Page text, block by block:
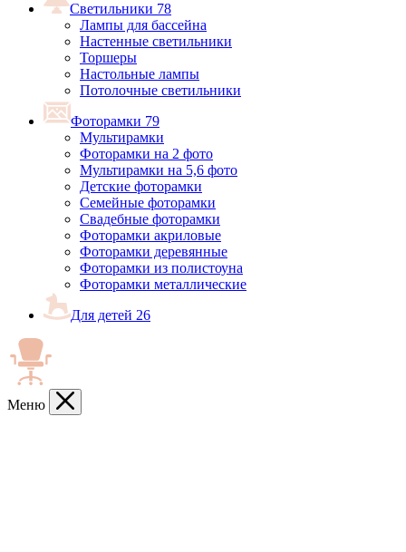
Светильники 78
Лампы для бассейна
Настенные светильники
Торшеры
Настольные лампы
Потолочные светильники
Фоторамки 79
Мультирамки
Фоторамки на 2 фото
Мультирамки на 5,6 фото
Детские фоторамки
Семейные фоторамки
Свадебные фоторамки
Фоторамки акриловые
Фоторамки деревянные
Фоторамки из полистоуна
Фоторамки металлические
Для детей 26
Меню